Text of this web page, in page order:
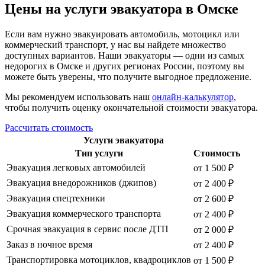
Цены на услуги эвакуатора в Омске
Если вам нужно эвакуировать автомобиль, мотоцикл или
коммерческий транспорт, у нас вы найдете множество
доступных вариантов. Наши эвакуаторы — одни из самых
недорогих в Омске и других регионах России, поэтому вы
можете быть уверены, что получите выгодное предложение.
Мы рекомендуем использовать наш онлайн-калькулятор,
чтобы получить оценку окончательной стоимости эвакуатора.
Рассчитать стоимость
Услуги эвакуатора
Тип услуги
Стоимость
Эвакуация легковых автомобилей
от 1 500 ₽
Эвакуация внедорожников (джипов)
от 2 400 ₽
Эвакуация спецтехники
от 2 600 ₽
Эвакуация коммерческого транспорта
от 2 400 ₽
Срочная эвакуация в сервис после ДТП
от 2 000 ₽
Заказ в ночное время
от 2 400 ₽
Транспортировка мотоциклов, квадроциклов от 1 500 ₽